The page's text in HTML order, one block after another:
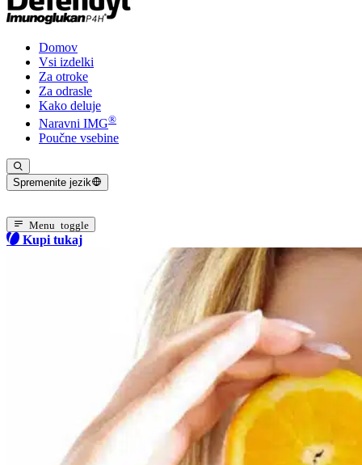
Domov
Vsi izdelki
Za otroke
Za odrasle
Kako deluje
Naravni IMG®
Poučne vsebine
Spremenite jezik
Menu toggle
Kupi tukaj